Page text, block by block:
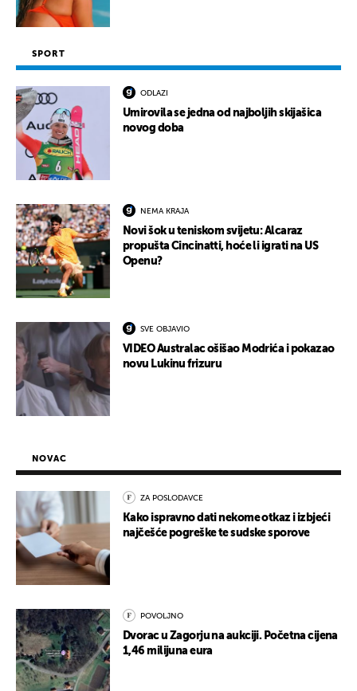
SPORT
ODLAZI
Umirovila se jedna od najboljih skijašica
novog doba
NEMA KRAJA
Novi šok u teniskom svijetu: Alcaraz
propušta Cincinatti, hoće li igrati na US
Openu?
SVE OBJAVIO
VIDEO Australac ošišao Modrića i pokazao
novu Lukinu frizuru
NOVAC
ZA POSLODAVCE
Kako ispravno dati nekome otkaz i izbjeći
najčešće pogreške te sudske sporove
POVOLJNO
Dvorac u Zagorju na aukciji. Početna cijena
1,46 milijuna eura